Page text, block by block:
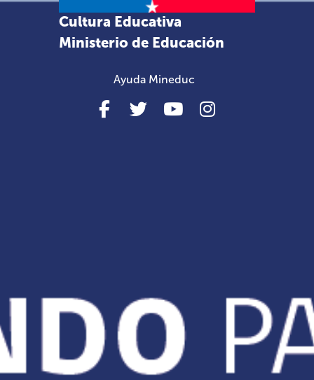
Cultura Educativa
Ministerio de Educación
Ayuda Mineduc